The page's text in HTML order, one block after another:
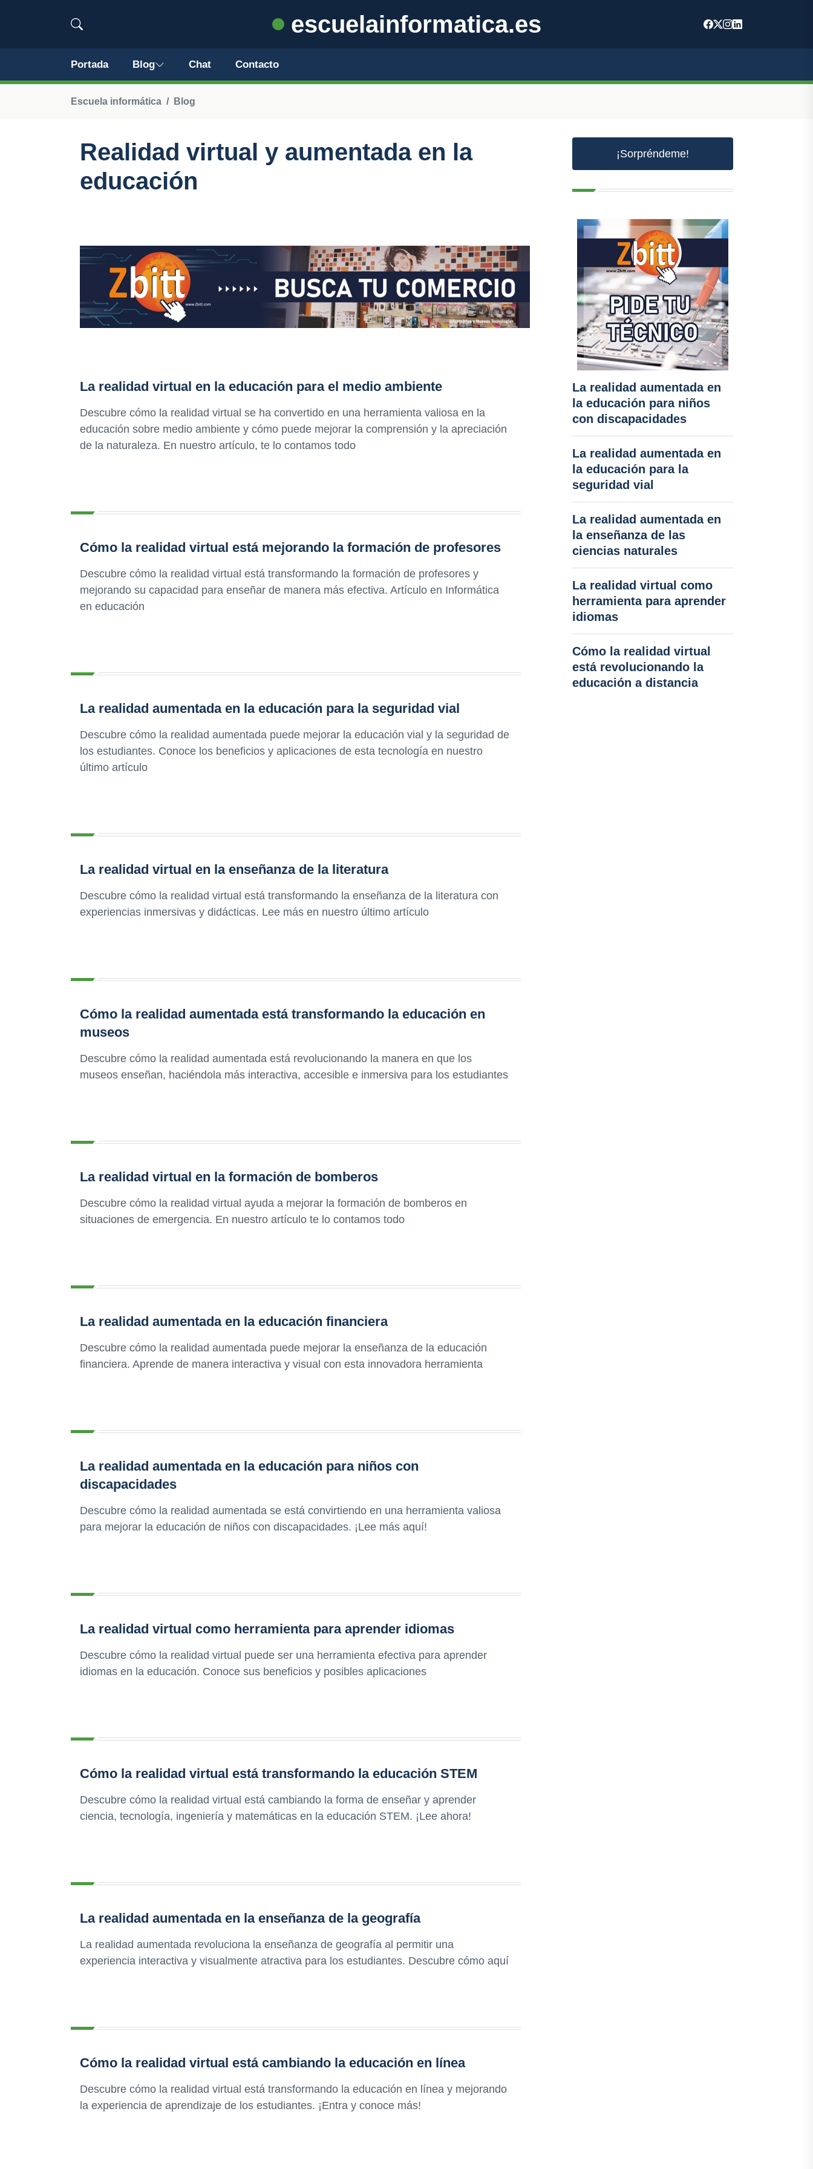
escuelainformatica.es
Portada Blog Chat Contacto
Escuela informática Blog
Realidad virtual y aumentada en la
educación
La realidad virtual en la educación para el medio ambiente
Descubre cómo la realidad virtual se ha convertido en una herramienta valiosa en la
educación sobre medio ambiente y cómo puede mejorar la comprensión y la apreciación
de la naturaleza. En nuestro artículo, te lo contamos todo
Cómo la realidad virtual está mejorando la formación de profesores
Descubre cómo la realidad virtual está transformando la formación de profesores y
mejorando su capacidad para enseñar de manera más efectiva. Artículo en Informática
en educación
La realidad aumentada en la educación para la seguridad vial
Descubre cómo la realidad aumentada puede mejorar la educación vial y la seguridad de
los estudiantes. Conoce los beneficios y aplicaciones de esta tecnología en nuestro
último artículo
La realidad virtual en la enseñanza de la literatura
Descubre cómo la realidad virtual está transformando la enseñanza de la literatura con
experiencias inmersivas y didácticas. Lee más en nuestro último artículo
Cómo la realidad aumentada está transformando la educación en
museos
Descubre cómo la realidad aumentada está revolucionando la manera en que los
museos enseñan, haciéndola más interactiva, accesible e inmersiva para los estudiantes
La realidad virtual en la formación de bomberos
Descubre cómo la realidad virtual ayuda a mejorar la formación de bomberos en
situaciones de emergencia. En nuestro artículo te lo contamos todo
La realidad aumentada en la educación financiera
Descubre cómo la realidad aumentada puede mejorar la enseñanza de la educación
financiera. Aprende de manera interactiva y visual con esta innovadora herramienta
La realidad aumentada en la educación para niños con
discapacidades
Descubre cómo la realidad aumentada se está convirtiendo en una herramienta valiosa
para mejorar la educación de niños con discapacidades. ¡Lee más aquí!
La realidad virtual como herramienta para aprender idiomas
Descubre cómo la realidad virtual puede ser una herramienta efectiva para aprender
idiomas en la educación. Conoce sus beneficios y posibles aplicaciones
Cómo la realidad virtual está transformando la educación STEM
Descubre cómo la realidad virtual está cambiando la forma de enseñar y aprender
ciencia, tecnología, ingeniería y matemáticas en la educación STEM. ¡Lee ahora!
La realidad aumentada en la enseñanza de la geografía
La realidad aumentada revoluciona la enseñanza de geografía al permitir una
experiencia interactiva y visualmente atractiva para los estudiantes. Descubre cómo aquí
Cómo la realidad virtual está cambiando la educación en línea
Descubre cómo la realidad virtual está transformando la educación en línea y mejorando
la experiencia de aprendizaje de los estudiantes. ¡Entra y conoce más!
¡Sorpréndeme!
La realidad aumentada en
la educación para niños
con discapacidades
La realidad aumentada en
la educación para la
seguridad vial
La realidad aumentada en
la enseñanza de las
ciencias naturales
La realidad virtual como
herramienta para aprender
idiomas
Cómo la realidad virtual
está revolucionando la
educación a distancia